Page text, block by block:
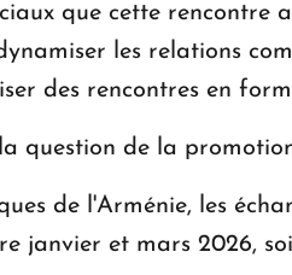
que cette rencontre
les relations
des rencontres en
question de la
de l'Arménie, les
janvier et mars 2026,